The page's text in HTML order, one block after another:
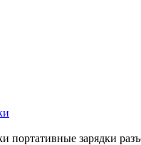
портативные зарядки